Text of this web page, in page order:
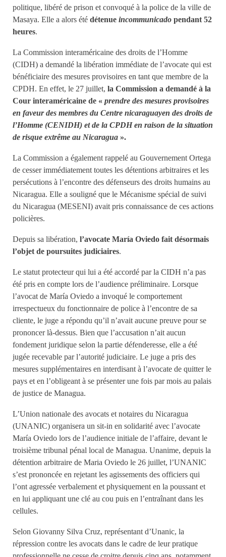
politique, libéré de prison et convoqué à la police de la ville de
Masaya. Elle a alors été détenue incommunicado pendant 52
heures.
La Commission interaméricaine des droits de l’Homme
(CIDH) a demandé la libération immédiate de l’avocate qui est
bénéficiaire des mesures provisoires en tant que membre de la
CPDH. En effet, le 27 juillet, la Commission a demandé à la
Cour interaméricaine de « prendre des mesures provisoires
en faveur des membres du Centre nicaraguayen des droits de
l’Homme (CENIDH) et de la CPDH en raison de la situation
de risque extrême au Nicaragua ».
La Commission a également rappelé au Gouvernement Ortega
de cesser immédiatement toutes les détentions arbitraires et les
persécutions à l’encontre des défenseurs des droits humains au
Nicaragua. Elle a souligné que le Mécanisme spécial de suivi
du Nicaragua (MESENI) avait pris connaissance de ces actions
policières.
Depuis sa libération, l’avocate María Oviedo fait désormais
l’objet de poursuites judiciaires.
Le statut protecteur qui lui a été accordé par la CIDH n’a pas
été pris en compte lors de l’audience préliminaire. Lorsque
l’avocat de María Oviedo a invoqué le comportement
irrespectueux du fonctionnaire de police à l’encontre de sa
cliente, le juge a répondu qu’il n’avait aucune preuve pour se
prononcer là-dessus. Bien que l’accusation n’ait aucun
fondement juridique selon la partie défenderesse, elle a été
jugée recevable par l’autorité judiciaire. Le juge a pris des
mesures supplémentaires en interdisant à l’avocate de quitter le
pays et en l’obligeant à se présenter une fois par mois au palais
de justice de Managua.
L’Union nationale des avocats et notaires du Nicaragua
(UNANIC) organisera un sit-in en solidarité avec l’avocate
María Oviedo lors de l’audience initiale de l’affaire, devant le
troisième tribunal pénal local de Managua. Unanime, depuis la
détention arbitraire de Maria Oviedo le 26 juillet, l’UNANIC
s’est prononcée en rejetant les agissements des officiers qui
l’ont agressée verbalement et physiquement en la poussant et
en lui appliquant une clé au cou puis en l’entraînant dans les
cellules.
Selon Giovanny Silva Cruz, représentant d’Unanic, la
répression contre les avocats dans le cadre de leur pratique